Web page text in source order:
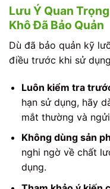
Lưu Ý Quan
Khô Đã Bảo Quản
Dù đã bảo quản kỹ
điều trước khi sử
Luôn kiểm tra
hạn sử dụng, hãy
mắt thường và
Không dùng sản
nghi ngờ về chất
dụng.